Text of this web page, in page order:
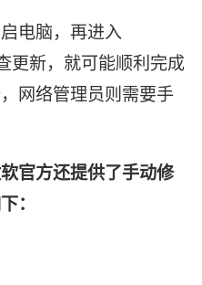
电脑，再进入
更新，就可能顺利完成
网络管理员则需要手
官方还提供了手动修
：